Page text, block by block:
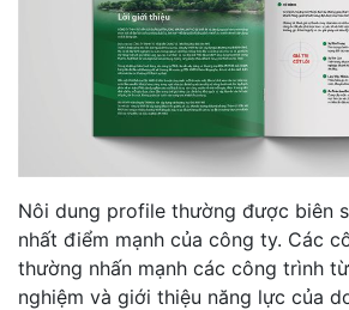
Nôi dung profile thường được biên
nhất điểm mạnh của công ty. Các
thường nhấn mạnh các công trình
nghiệm và giới thiệu năng lực của